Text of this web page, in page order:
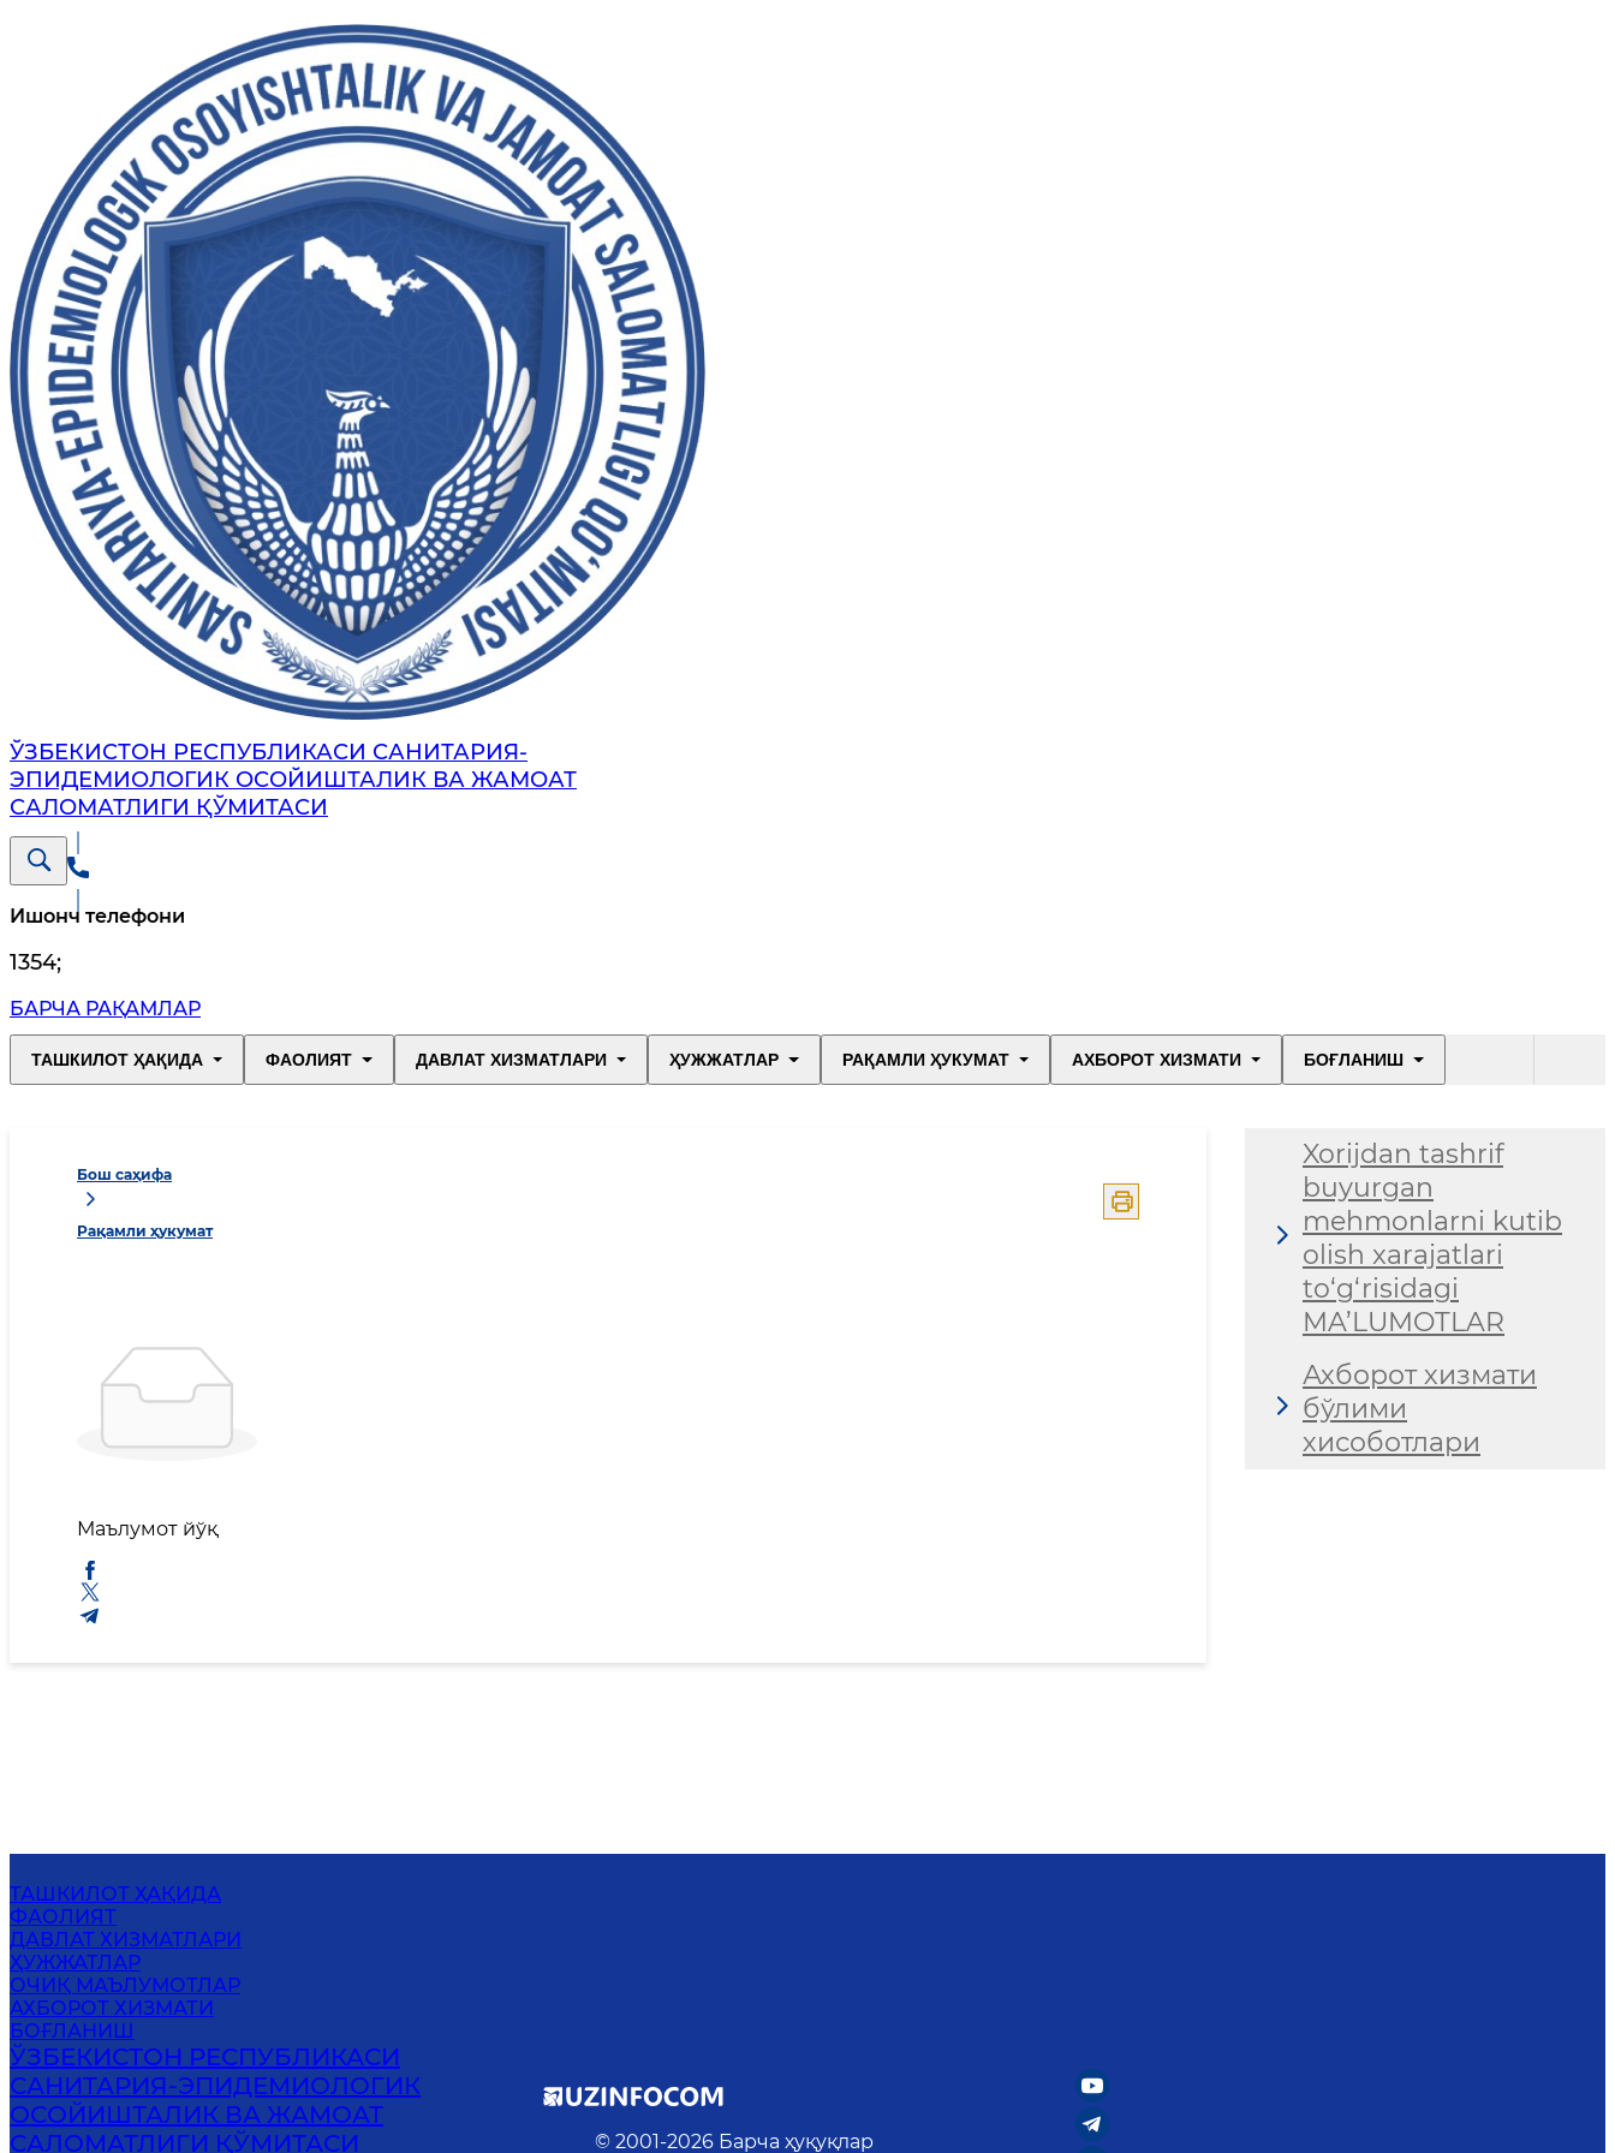
ЎЗБЕКИСТОН РЕСПУБЛИКАСИ САНИТАРИЯ-
ЭПИДЕМИОЛОГИК ОСОЙИШТАЛИК ВА ЖАМОАТ
САЛОМАТЛИГИ ҚЎМИТАСИ
Ишонч телефони
1354;
БАРЧА РАҚАМЛАР
ТАШКИЛОТ ҲАҚИДА ФАОЛИЯТ ДАВЛАТ ХИЗМАТЛАРИ ҲУЖЖАТЛАР РАҚАМЛИ ҲУКУМАТ АХБОРОТ ХИЗМАТИ БОҒЛАНИШ
Бош саҳифа
Рақамли ҳукумат
Маълумот йўқ
Xorijdan tashrif
buyurgan
mehmonlarni kutib
olish xarajatlari
to‘g‘risidagi
MA’LUMOTLAR
Ахборот хизмати
бўлими
хисоботлари
ТАШКИЛОТ ҲАҚИДА
ФАОЛИЯТ
ДАВЛАТ ХИЗМАТЛАРИ
ҲУЖЖАТЛАР
ОЧИҚ МАЪЛУМОТЛАР
АХБОРОТ ХИЗМАТИ
БОҒЛАНИШ
ЎЗБЕКИСТОН РЕСПУБЛИКАСИ
САНИТАРИЯ-ЭПИДЕМИОЛОГИК
ОСОЙИШТАЛИК ВА ЖАМОАТ
САЛОМАТЛИГИ ҚЎМИТАСИ
© 2001-2026 Барча ҳуқуқлар